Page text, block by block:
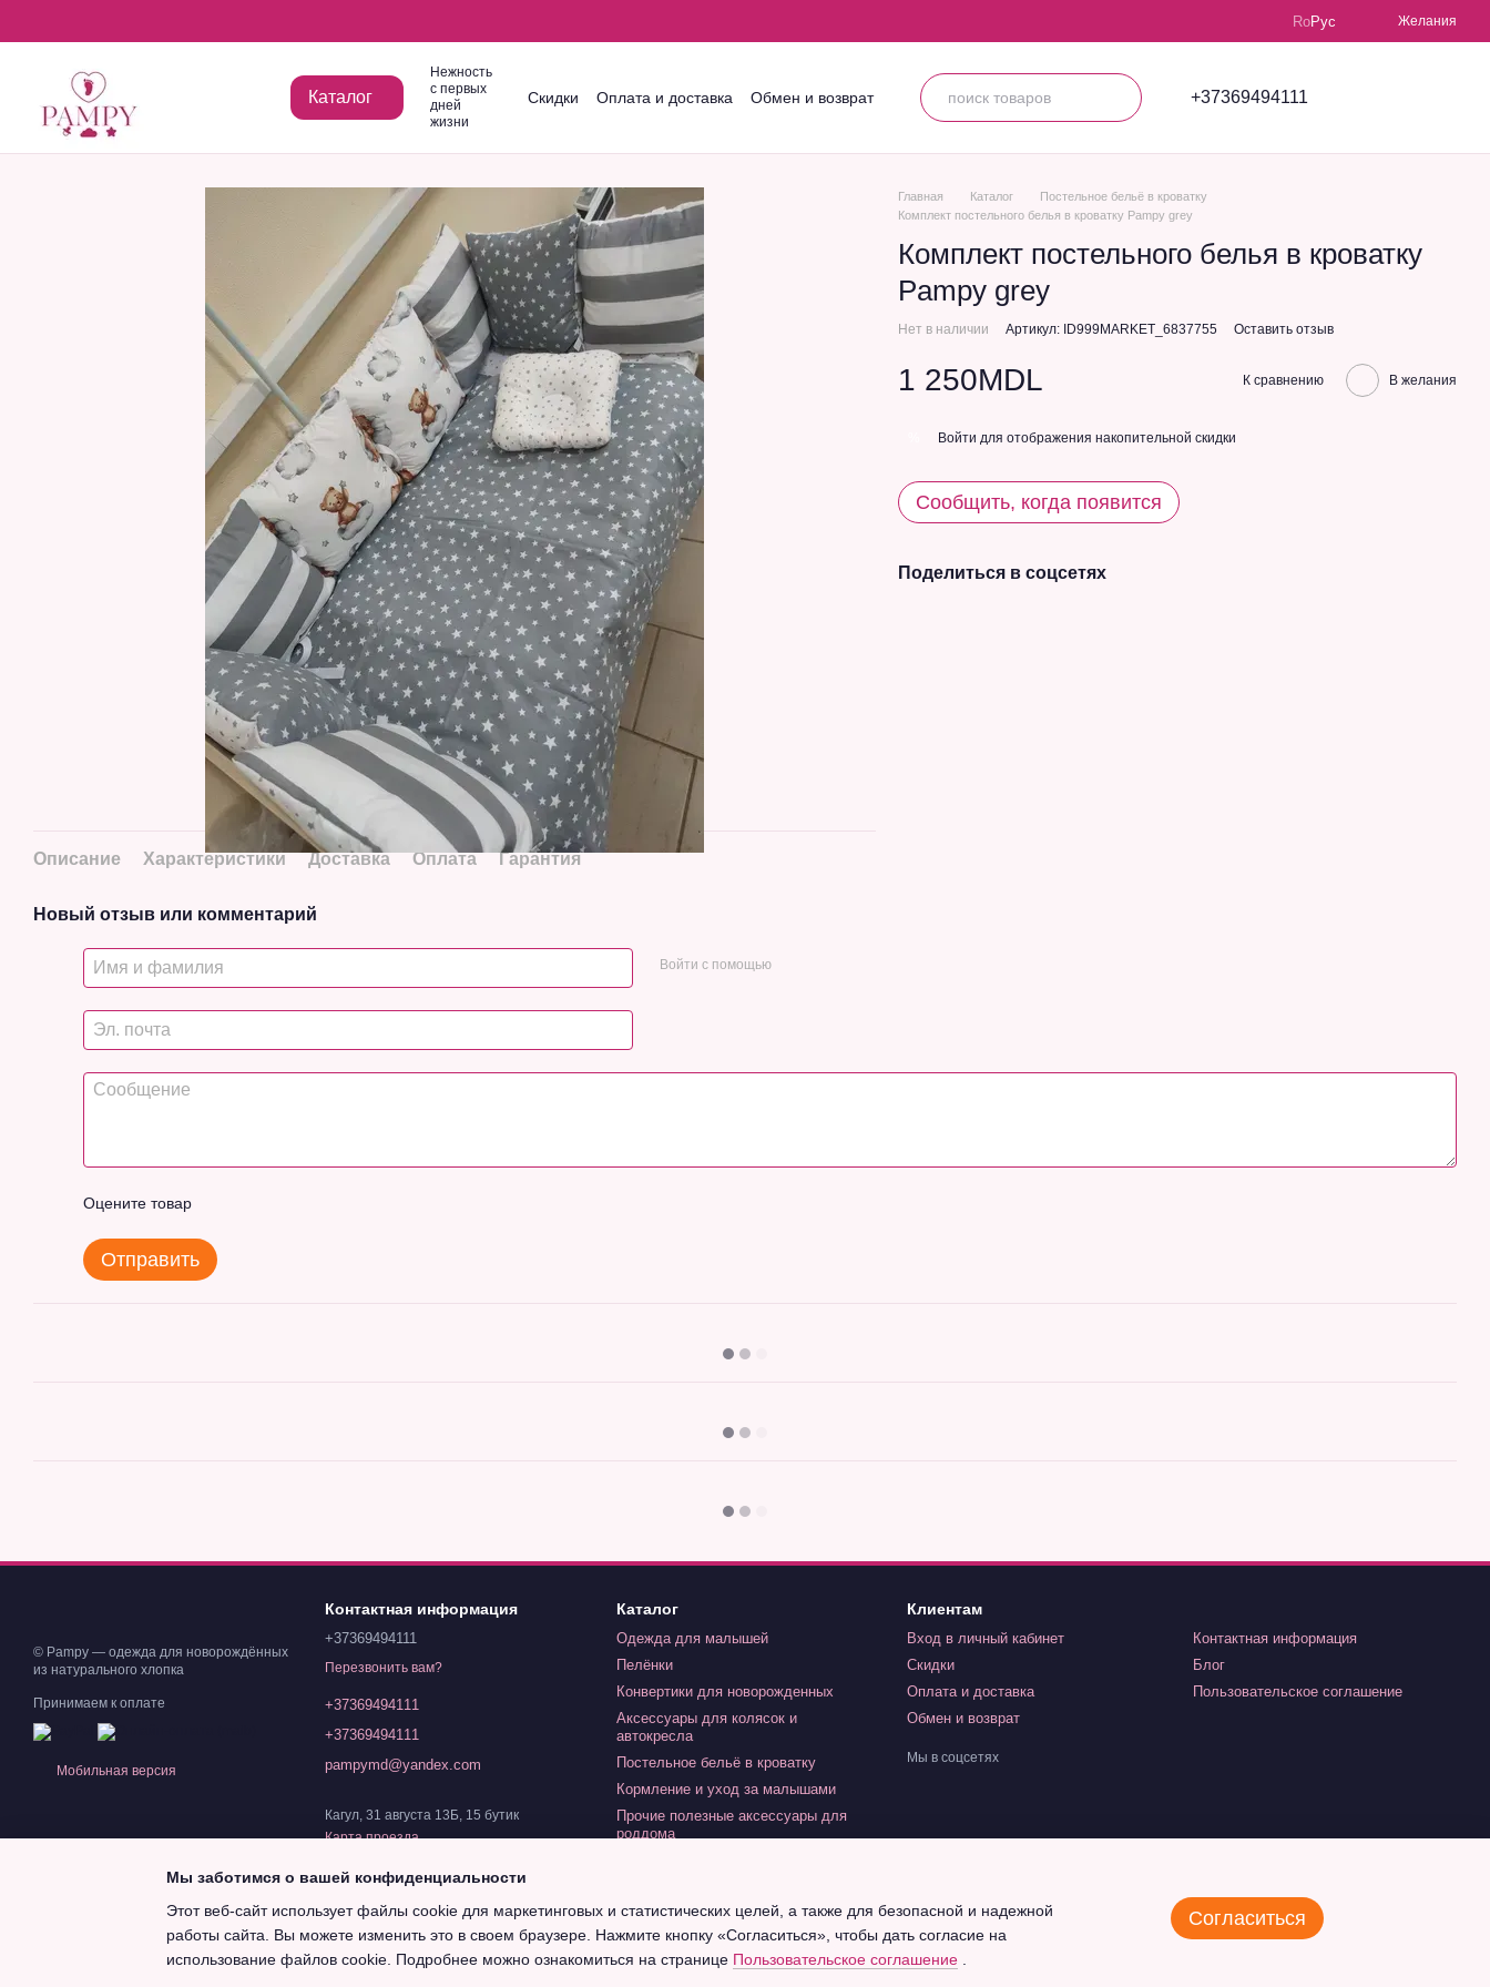
RoРус Желания
Каталог
Нежность
с первых
дней
жизни
Скидки Оплата и доставка
Обмен и возврат
+37369494111
Описание Характеристики Доставка Оплата Гарантия
Главная Каталог
Постельное бельё в кроватку
Комплект постельного белья в кроватку Pampy grey
Комплект постельного белья в кроватку
Pampy grey
Нет в наличии Артикул: ID999MARKET_6837755 Оставить отзыв
1 250MDL К сравнению В желания
Войти для отображения накопительной скидки
Сообщить, когда появится
Поделиться в соцсетях
Новый отзыв или комментарий
Войти с помощью
Оцените товар
Отправить
© Pampy — одежда для новорождённых
из натурального хлопка
Принимаем к оплате
Мобильная версия
Контактная информация
+37369494111
Перезвонить вам?
+37369494111
+37369494111
pampymd@yandex.com
Кагул, 31 августа 13Б, 15 бутик
Карта проезда
Каталог
Одежда для малышей
Пелёнки
Конвертики для новорожденных
Аксессуары для колясок и
автокресла
Постельное бельё в кроватку
Кормление и уход за малышами
Прочие полезные аксессуары для
роддома
Крещение
Клиентам
Вход в личный кабинет
Скидки
Оплата и доставка
Обмен и возврат
Контактная информация
Блог
Пользовательское соглашение
Мы в соцсетях
Мы заботимся о вашей конфиденциальности
Этот веб-сайт использует файлы cookie для маркетинговых и статистических целей, а также для безопасной и надежной
работы сайта. Вы можете изменить это в своем браузере. Нажмите кнопку «Согласиться», чтобы дать согласие на
использование файлов cookie. Подробнее можно ознакомиться на странице Пользовательское соглашение
Согласиться